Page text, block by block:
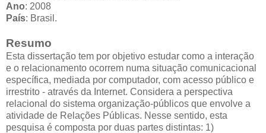
Ano: 2008
País: Brasil.
Resumo
Esta dissertação tem por objetivo estudar como a interação
e o relacionamento ocorrem numa situação comunicacional
específica, mediada por computador, com acesso público e
irrestrito - através da Internet. Considera a perspectiva
relacional do sistema organização-públicos que envolve a
atividade de Relações Públicas. Nesse sentido, esta
pesquisa é composta por duas partes distintas: 1)